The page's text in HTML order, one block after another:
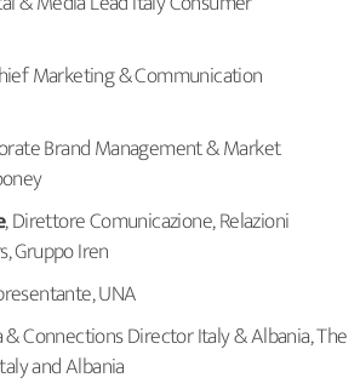
Marketing & Communication
Brand Management & Market
, Direttore Comunicazione, Relazioni
Gruppo Iren
UNA
& Connections Director Italy & Albania, The
and Albania